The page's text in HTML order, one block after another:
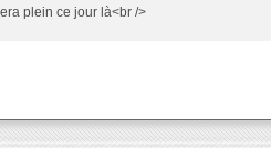
plein ce jour là<br />